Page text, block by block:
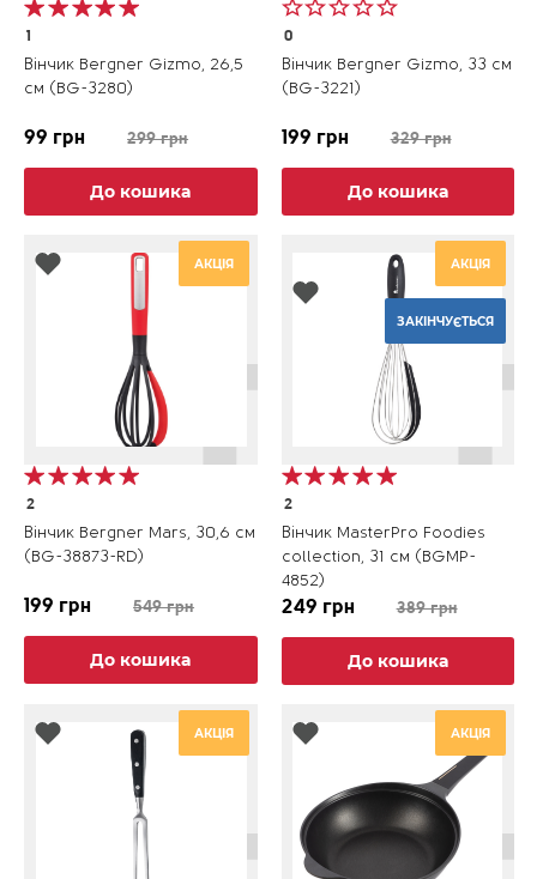
1
Вінчик Bergner Gizmo, 26,5
см (BG-3280)
99 грн 299 грн
До кошика
0
Вінчик Bergner Gizmo, 33 см
(BG-3221)
199 грн 329 грн
До кошика
АКЦІЯ
2
Вінчик Bergner Mars, 30,6 см
(BG-38873-RD)
199 грн 549 грн
До кошика
АКЦІЯ
ЗАКІНЧУЄТЬСЯ
2
Вінчик MasterPro Foodies
collection, 31 см (BGMP-
4852)
249 грн 389 грн
До кошика
АКЦІЯ АКЦІЯ